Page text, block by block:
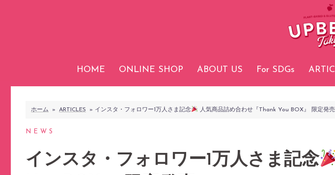
HOME ONLINE SHOP ABOUT US For SDGs
ホーム » ARTICLES » インスタ・フォロワー1万人さま記念 人気商品詰め合わせ『Thank You BOX』 限定発売
NEWS
インスタ・フォロワー1万人さま記念